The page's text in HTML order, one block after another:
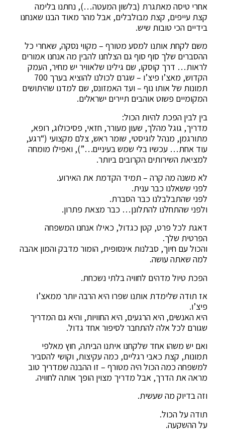
אחרי טיסה מאתגרת (בלשון המעטה…), נחתנו בלימה
קצת עייפים, קצת מבולבלים, אבל מהר מאוד הבנו שאנחנו
בידיים הכי טובות שיש.
משם לקחת אותנו למסע מטורף – מקווי נסקה, שאחרי כל
ההסברים שלך סוף סוף גם הצלחנו להבין מה אנחנו אמורים
לראות… דרך קוסקו, שם גילינו שלאוויר יש מחיר, העמק
הקדוש, מאצ’ו פיצ’ו – שגרם לכולנו להוציא בערך 700
תמונות של אותו נוף – ועד האמזונס, שם למדנו שהיתושים
המקומיים פשוט אוהבים תיירים ישראלים.
בין לבין הפכת להיות הכול:
מדריך, גוגל מהלך, שעון מעורר, חזאי, פסיכולוג, רופא,
מתורגמן, מנהל לוגיסטי, שומר ראש, צלם מקצועי (“רגע,
עוד אחת… עכשיו בלי שמש בעיניים…”), ואפילו מומחה
למציאת השירותים הקרובים ביותר.
לא משנה מה קרה – תמיד הקדמת את האירוע.
לפני ששאלנו כבר ענית.
לפני שהתבלבלנו כבר הסברת.
ולפני שהתחלנו להתלונן… כבר מצאת פתרון.
דאגת לכל פרט, קטן כגדול, כאילו אנחנו המשפחה
הפרטית שלך.
והכול עם חיוך, סבלנות אינסופית, הומור מדבק והמון אהבה
למה שאתה עושה.
הפכת טיול מדהים לחוויה בלתי נשכחת.
אז תודה שלימדת אותנו שפרו היא הרבה יותר ממאצ’ו
פיצ’ו.
היא האנשים, היא הרגעים, היא החוויות, והיא גם המדריך
שגורם לכל אלה להתחבר לסיפור אחד גדול.
ואם יש משהו אחד שלקחנו איתנו הביתה, חוץ מאלפי
תמונות, קצת כאבי רגליים, כמה עקיצות, וקושי להסביר
למשפחה כמה הכול היה מטורף – זו ההבנה שמדריך טוב
מראה את הדרך, אבל מדריך מצוין הופך אותה לחוויה.
וזה בדיוק מה שעשית.
תודה על הכול.
על ההשקעה.